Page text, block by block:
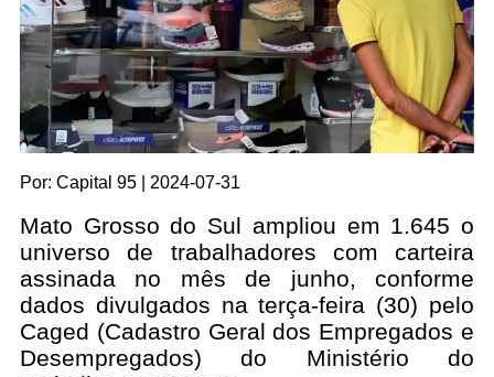
Por: Capital 95 | 2024-07-31
Mato Grosso do Sul ampliou em 1.645 o
universo de trabalhadores com carteira
assinada no mês de junho, conforme
dados divulgados na terça-feira (30) pelo
Caged (Cadastro Geral dos Empregados e
Desempregados) do Ministério do